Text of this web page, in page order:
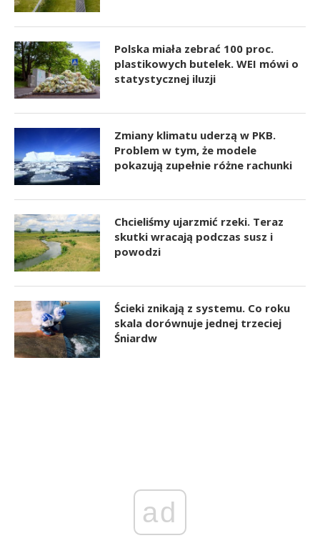
Polska miała zebrać 100 proc.
plastikowych butelek. WEI mówi o
statystycznej iluzji
Zmiany klimatu uderzą w PKB.
Problem w tym, że modele
pokazują zupełnie różne rachunki
Chcieliśmy ujarzmić rzeki. Teraz
skutki wracają podczas susz i
powodzi
Ścieki znikają z systemu. Co roku
skala dorównuje jednej trzeciej
Śniardw
ad